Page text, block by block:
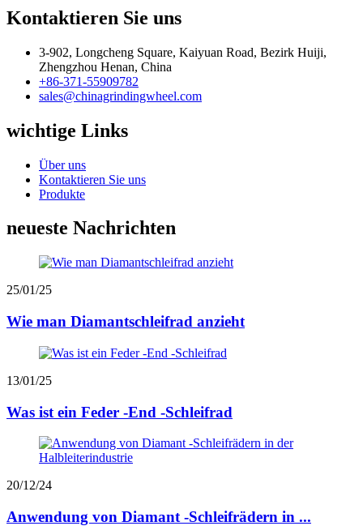
Kontaktieren Sie uns
3-902, Longcheng Square, Kaiyuan Road, Bezirk Huiji,
Zhengzhou Henan, China
+86-371-55909782
sales@chinagrindingwheel.com
wichtige Links
Über uns
Kontaktieren Sie uns
Produkte
neueste Nachrichten
25/01/25
Wie man Diamantschleifrad anzieht
13/01/25
Was ist ein Feder -End -Schleifrad
20/12/24
Anwendung von Diamant -Schleifrädern in ...